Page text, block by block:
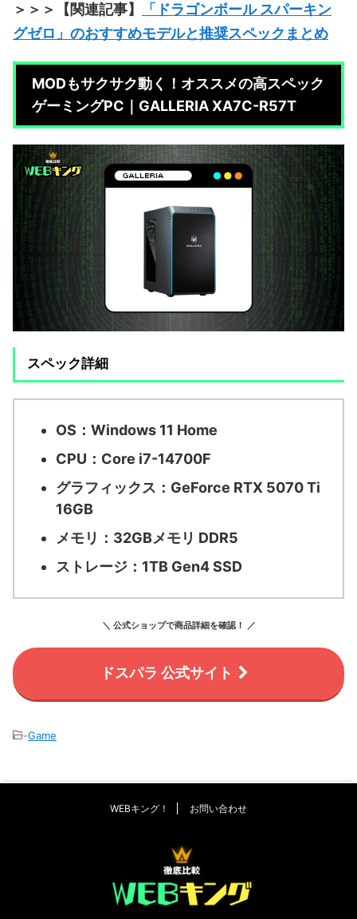
＞＞＞【関連記事】
「ドラゴンボール スパーキン
グゼロ」のおすすめモデルと推奨スペックまとめ
MODもサクサク動く！オススメの高スペック
ゲーミングPC｜GALLERIA XA7C-R57T
スペック詳細
OS： Windows 11 Home
CPU： Core i7-14700F
グラフィックス： GeForce RTX 5070 Ti
16GB
メモリ： 32GBメモリ DDR5
ストレージ： 1TB Gen4 SSD
＼ 公式ショップで商品詳細を確認！ ／
ドスパラ 公式サイト
-Game
WEBキング！ お問い合わせ